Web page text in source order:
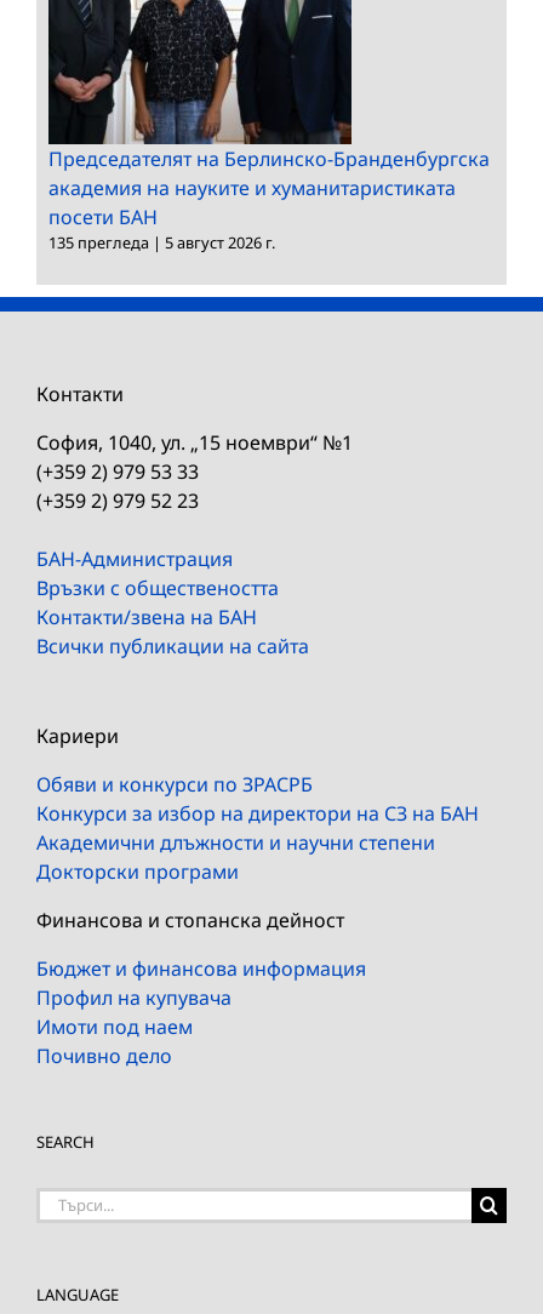
Председателят на Берлинско-Бранденбургска
академия на науките и хуманитаристиката
посети БАН
135 прегледа | 5 август 2026 г.
Контакти
София, 1040, ул. „15 ноември“ №1
(+359 2) 979 53 33
(+359 2) 979 52 23
БАН-Администрация
Връзки с обществеността
Контакти/звена на БАН
Всички публикации на сайта
Кариери
Обяви и конкурси по ЗРАСРБ
Конкурси за избор на директори на СЗ на БАН
Академични длъжности и научни степени
Докторски програми
Финансова и стопанска дейност
Бюджет и финансова информация
Профил на купувача
Имоти под наем
Почивно дело
SEARCH
Търсене
LANGUAGE